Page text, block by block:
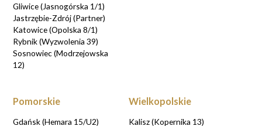
Gliwice (Jasnogórska 1/1)
Jastrzębie-Zdrój (Partner)
Katowice (Opolska 8/1)
Rybnik (Wyzwolenia 39)
Sosnowiec (Modrzejowska
12)
Pomorskie
Gdańsk (Hemara 15/U2)
Wielkopolskie
Kalisz (Kopernika 13)